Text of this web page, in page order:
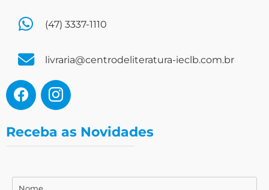
(47) 3337-1110
livraria@centrodeliteratura-ieclb.com.br
Receba as Novidades
Nome